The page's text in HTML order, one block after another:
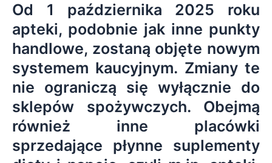
Od 1 października 2025 roku
apteki, podobnie jak inne punkty
handlowe, zostaną objęte nowym
systemem kaucyjnym. Zmiany te
nie ograniczą się wyłącznie do
sklepów spożywczych. Obejmą
również inne placówki
sprzedające płynne suplementy